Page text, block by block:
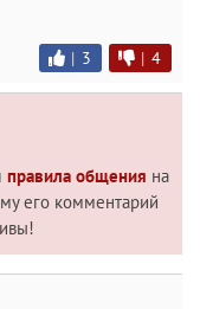
| 3 | 4
правила общения на
его комментарий